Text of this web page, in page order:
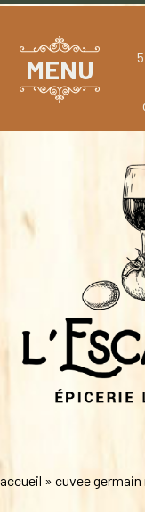
MENU
accueil » cuvee germain